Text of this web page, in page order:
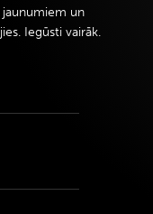
un
Iegūsti vairāk.